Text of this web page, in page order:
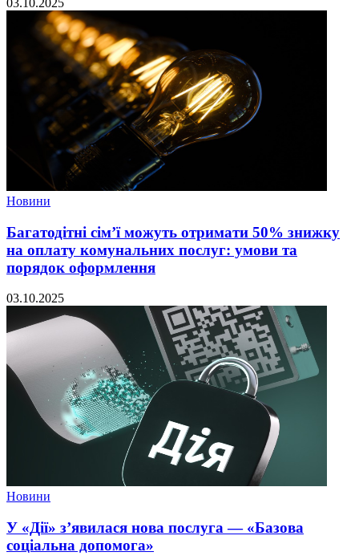
03.10.2025
Новини
Багатодітні сім’ї можуть отримати 50% знижку
на оплату комунальних послуг: умови та
порядок оформлення
03.10.2025
Новини
У «Дії» з’явилася нова послуга — «Базова
соціальна допомога»